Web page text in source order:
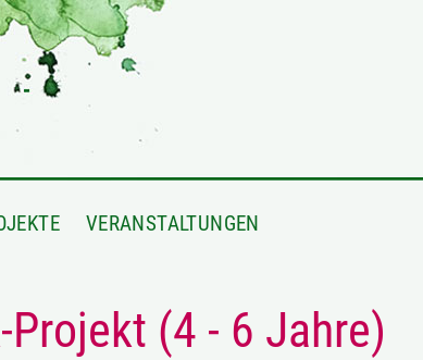
VERANSTALTUNGEN
Projekt (4 - 6 Jahre)